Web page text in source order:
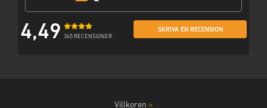
4,49 345 RECENSIONER
SKRIVA EN RECENSION
Villkoren »